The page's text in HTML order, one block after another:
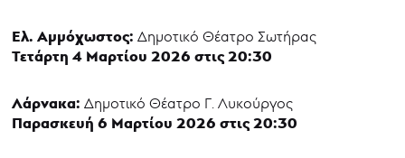
Ελ. Αμμόχωστος:Δημοτικό Θέατρο Σωτήρας
Τετάρτη 4 Μαρτίου 2026 στις 20:30
Λάρνακα:Δημοτικό Θέατρο Γ. Λυκούργος
Παρασκευή 6 Μαρτίου 2026 στις 20:30